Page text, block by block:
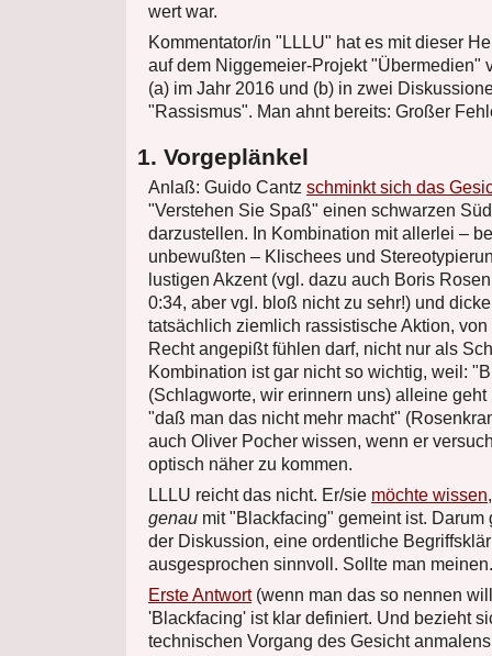
wert war.
Kommentator/in "LLLU" hat es mit dieser
auf dem Niggemeier-Projekt "Übermedien"
(a) im Jahr 2016 und (b) in zwei
"Rassismus". Man ahnt bereits: Großer
1. Vorgeplänkel
Anlaß: Guido Cantz schminkt sich das
"Verstehen Sie Spaß" einen schwarzen
darzustellen. In Kombination mit allerlei –
unbewußten – Klischees und
lustigen Akzent (vgl. dazu auch Boris
0:34, aber vgl. bloß nicht zu sehr!) und
tatsächlich ziemlich rassistische Aktion,
Recht angepißt fühlen darf, nicht nur als
Kombination ist gar nicht so wichtig, weil:
(Schlagworte, wir erinnern uns) alleine
"daß man das nicht mehr macht"
auch Oliver Pocher wissen, wenn er
optisch näher zu kommen.
LLLU reicht das nicht. Er/sie möchte wissen
genau mit "Blackfacing" gemeint ist. Darum
der Diskussion, eine ordentliche
ausgesprochen sinnvoll. Sollte man meinen.
Erste Antwort(wenn man das so nennen
'Blackfacing' ist klar definiert. Und bezieht
technischen Vorgang des Gesicht